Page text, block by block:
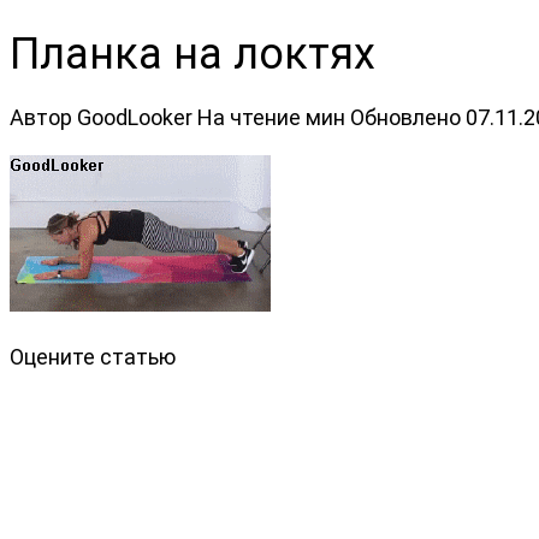
Планка на локтях
Автор GoodLooker На чтение мин Обновлено
Оцените статью